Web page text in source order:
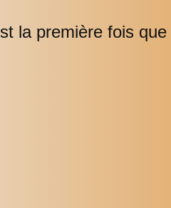
la première fois que